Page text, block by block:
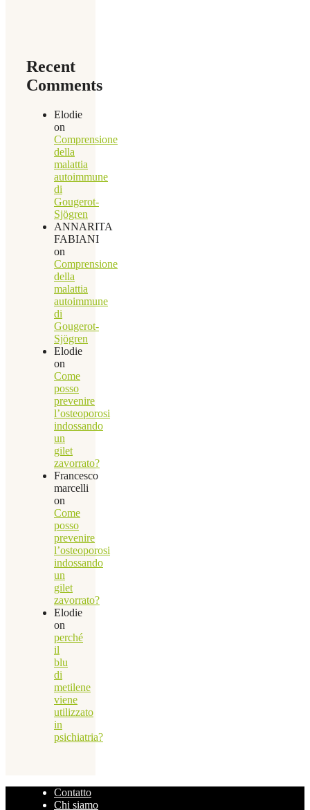
Recent
Comments
Elodie
on
Comprensione
della
malattia
autoimmune
di
Gougerot-
Sjögren
ANNARITA
FABIANI
on
Comprensione
della
malattia
autoimmune
di
Gougerot-
Sjögren
Elodie
on
Come
posso
prevenire
l’osteoporosi
indossando
un
gilet
zavorrato?
Francesco
marcelli
on
Come
posso
prevenire
l’osteoporosi
indossando
un
gilet
zavorrato?
Elodie
on
perché
il
blu
di
metilene
viene
utilizzato
in
psichiatria?
Contatto
Chi siamo